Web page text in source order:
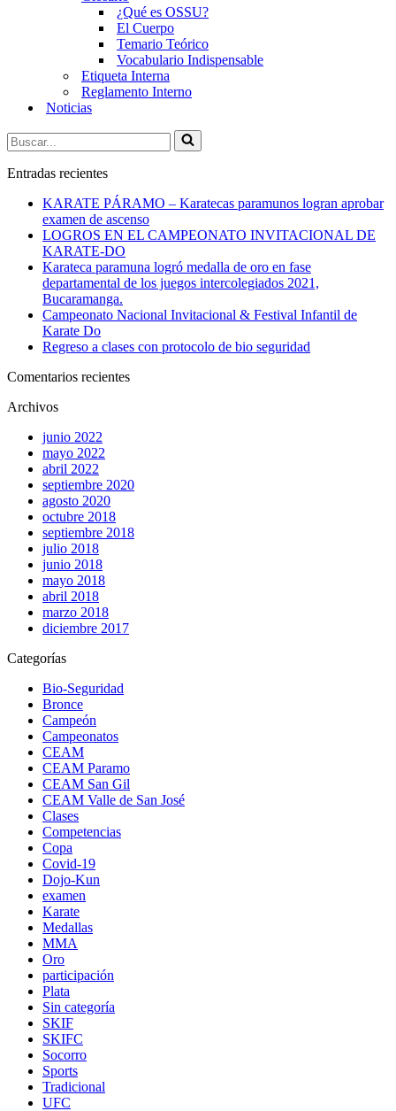
¿Qué es OSSU?
El Cuerpo
Temario Teórico
Vocabulario Indispensable
Etiqueta Interna
Reglamento Interno
Noticias
Buscar...
Entradas recientes
KARATE PÁRAMO – Karatecas paramunos logran aprobar
examen de ascenso
LOGROS EN EL CAMPEONATO INVITACIONAL DE
KARATE-DO
Karateca paramuna logró medalla de oro en fase
departamental de los juegos intercolegiados 2021,
Bucaramanga.
Campeonato Nacional Invitacional & Festival Infantil de
Karate Do
Regreso a clases con protocolo de bio seguridad
Comentarios recientes
Archivos
junio 2022
mayo 2022
abril 2022
septiembre 2020
agosto 2020
octubre 2018
septiembre 2018
julio 2018
junio 2018
mayo 2018
abril 2018
marzo 2018
diciembre 2017
Categorías
Bio-Seguridad
Bronce
Campeón
Campeonatos
CEAM
CEAM Paramo
CEAM San Gil
CEAM Valle de San José
Clases
Competencias
Copa
Covid-19
Dojo-Kun
examen
Karate
Medallas
MMA
Oro
participación
Plata
Sin categoría
SKIF
SKIFC
Socorro
Sports
Tradicional
UFC